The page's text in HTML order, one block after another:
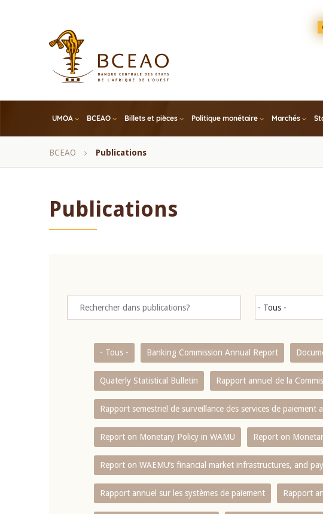
UMOA BCEAO Billets et pièces Politique monétaire Marchés
Fil
BCEAO Publications
Publications
- Tous - Banking Commission Annual Report
Quaterly Statistical Bulletin Rapport annuel de la
Rapport semestriel de surveillance des services de paiement
Report on Monetary Policy in WAMU Report on
Report on WAEMU’s financial market infrastructures, and
Rapport annuel sur les systèmes de paiement Rapport